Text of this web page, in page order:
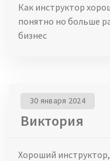
Как инструктор
понятно но больше
бизнес
Виктория
30 января 2024
Хороший